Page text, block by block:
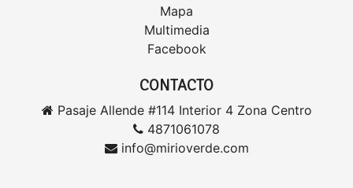
Mapa
Multimedia
Facebook
CONTACTO
Pasaje Allende #114 Interior 4 Zona Centro
4871061078
info@mirioverde.com